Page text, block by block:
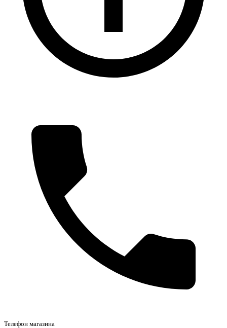
Телефон магазина